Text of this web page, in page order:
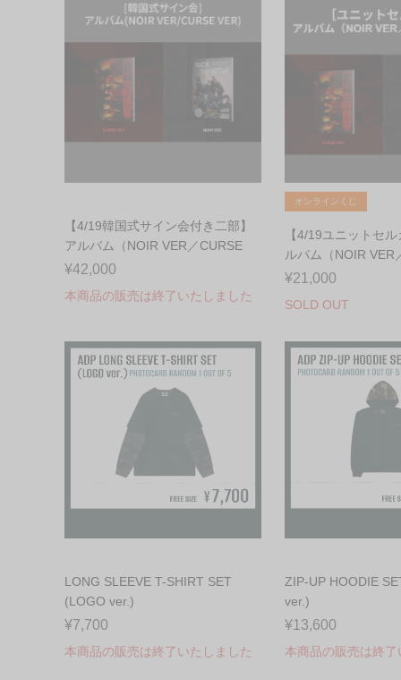
【4/19韓国式サイン会付き二部】
アルバム（NOIR VER／CURSE
VER...
¥42,000
本商品の販売は終了いたしました
オンラインくじ
【4/19ユニットセ
ルバム（NOIR VER
VER）...
¥21,000
SOLD OUT
LONG SLEEVE T-SHIRT SET
(LOGO ver.)
¥7,700
本商品の販売は終了いたしました
ZIP-UP HOODIE
ver.)
¥13,600
本商品の販売は終